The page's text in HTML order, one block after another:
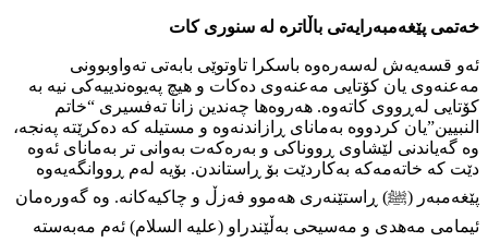
خەتمی پێغەمبەرایەتی باڵاترە لە سنوری كات
ئەو قسەیەش لەسەرەوە باسكرا تاوتوێی بابەتی تەواوبوونی
مەعنەوی یان كۆتایی مەعنەوی دەكات و هیچ پەیوەندییەكی نیە بە
كۆتایی لەڕووی كاتەوە. هەروەها چەندین زانا تەفسیری “خاتم
النبیین”یان كردووە بەمانای ڕازاندنەوە و مستیلە كە دەكرێتە پەنجە،
وە گەیاندنی لێشاوی ڕووناكی و بەرەكەت بەوانی تر بەمانای ئەوە
دێت كە خاتەمەكە بەكاردێت بۆ ڕاستاندن. بۆیە لەم ڕووانگەیەوە
پێغەمبەر (ﷺ) ڕاستێنەری هەموو فەزڵ و چاكیەكانە. وە گەورەمان
ئیمامی مەهدی و مەسیحی بەڵێندراو (عليه السلام) ئەم مەبەستە